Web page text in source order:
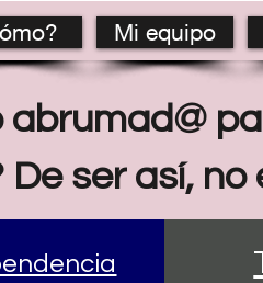
Mi equipo
ser así, no